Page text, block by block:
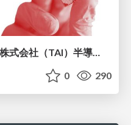
0 290